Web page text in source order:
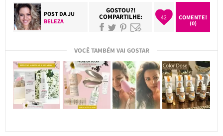
POST DAJU
BELEZA
GOSTOU?!
COMPARTILHE: 42
COMENTE!
(0)
VOCÊ TAMBÉM VAI GOSTAR